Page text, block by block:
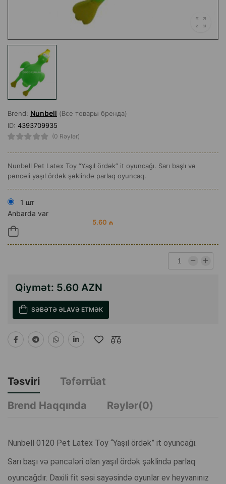
Brend: Nunbell (Все товары бренда)
ID: 4393709935
(0 Rəylər)
Nunbell Pet Latex Toy “Yaşıl ördək” it oyuncağı. Sarı başlı və
pəncəli yaşıl ördək şəklində parlaq oyuncaq.
1 шт
Anbarda var
5.60 ₼
Qiymət: 5.60 AZN
SƏBƏTƏ ƏLAVƏ ETMƏK
Təsviri
Təfərrüat
Brend Haqqında
Rəylər(0)
Nunbell 0120 Pet Latex Toy “Yaşıl ördək” it oyuncağı.
Sarı başı və pəncələri olan yaşıl ördək şəklində parlaq
oyuncağdır. Daxili fit səsi sayəsində oyunlar ev heyvanınız